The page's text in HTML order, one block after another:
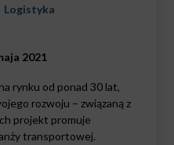
Logistyka
2021
rynku od ponad 30 lat,
rozwoju – związaną z
projekt promuje
transportowej.